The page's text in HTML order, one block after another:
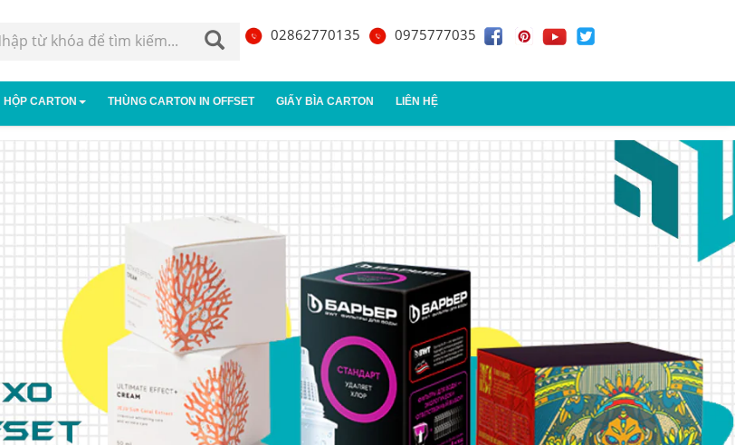
02862770135 0975777035
HỘP CARTON
Hộp carton đựng quà
THÙNG CARTON IN OFFSET GIẤY BÌA CARTON LIÊN HỆ